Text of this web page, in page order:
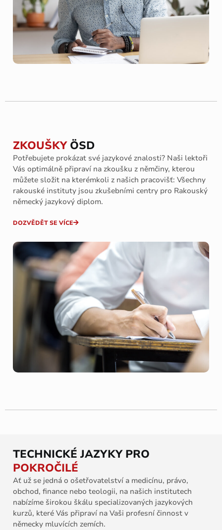
ZKOUŠKY ÖSD
Potřebujete prokázat své jazykové znalosti? Naši lektoři
Vás optimálně připraví na zkoušku z němčiny, kterou
můžete složit na kterémkoli z našich pracovišť: Všechny
rakouské instituty jsou zkušebními centry pro Rakouský
německý jazykový diplom.
DOZVĚDĚT SE VÍCE
TECHNICKÉ JAZYKY PRO
POKROČILÉ
Ať už se jedná o ošetřovatelství a medicínu, právo,
obchod, finance nebo teologii, na našich institutech
nabízíme širokou škálu specializovaných jazykových
kurzů, které Vás připraví na Vaši profesní činnost v
německy mluvících zemích.